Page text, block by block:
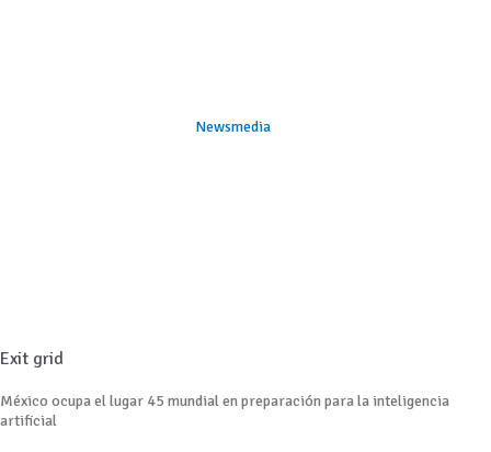
Newsmedia
Exit grid
México ocupa el lugar 45 mundial en preparación para la inteligencia
artificial